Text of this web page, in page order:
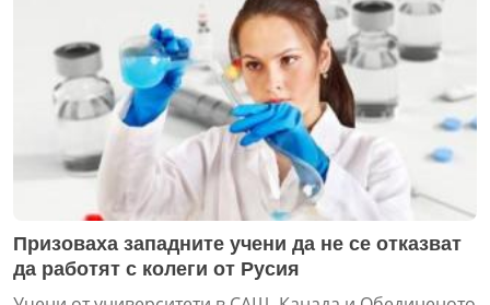
Призоваха западните учени да не се отказват
да работят с колеги от Русия